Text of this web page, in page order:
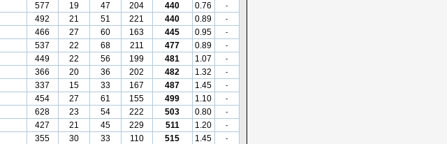
577 19 47 204 440 0.76 -
492 21 51 221 440 0.89 -
466 27 60 163 445 0.95 -
537 22 68 211 477 0.89 -
449 22 56 199 481 1.07 -
366 20 36 202 482 1.32 -
337 15 33 167 487 1.45 -
454 27 61 155 499 1.10 -
628 23 54 222 503 0.80 -
427 21 45 229 511 1.20 -
355 30 33 110 515 1.45 -